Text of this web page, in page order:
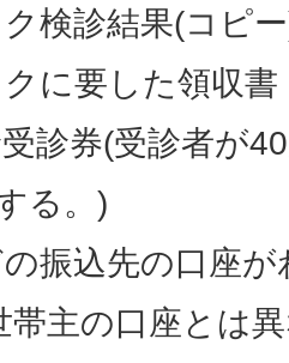
検診結果(コピ
に要した領収書
診券(受診者が
る。)
振込先の口座
帯主の口座とは